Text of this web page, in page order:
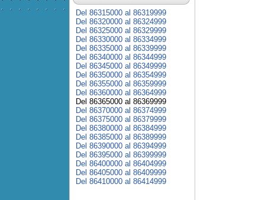
Del 86315000 al 86319999
Del 86320000 al 86324999
Del 86325000 al 86329999
Del 86330000 al 86334999
Del 86335000 al 86339999
Del 86340000 al 86344999
Del 86345000 al 86349999
Del 86350000 al 86354999
Del 86355000 al 86359999
Del 86360000 al 86364999
Del 86365000 al 86369999
Del 86370000 al 86374999
Del 86375000 al 86379999
Del 86380000 al 86384999
Del 86385000 al 86389999
Del 86390000 al 86394999
Del 86395000 al 86399999
Del 86400000 al 86404999
Del 86405000 al 86409999
Del 86410000 al 86414999